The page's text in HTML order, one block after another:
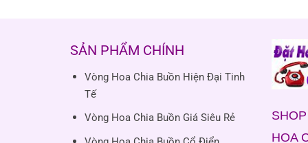
SẢN PHẨM CHÍNH
Vòng Hoa Chia Buồn Hiện Đại Tinh
Tế
Vòng Hoa Chia Buồn Giá Siêu Rẻ
HOA